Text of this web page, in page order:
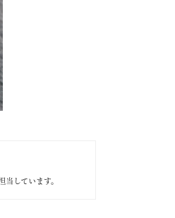
しています。